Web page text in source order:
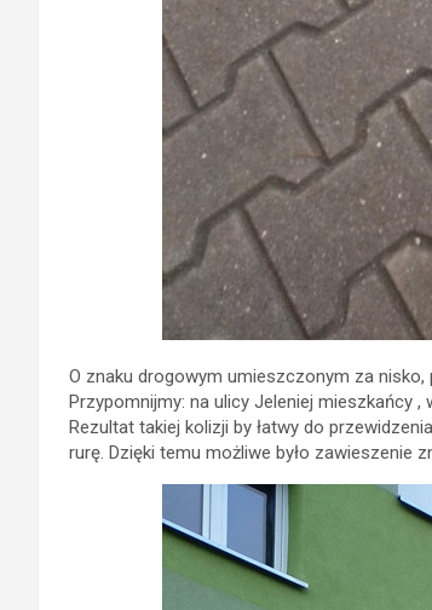
O znaku drogowym umieszczonym za nisko,
Przypomnijmy: na ulicy Jeleniej mieszkańcy
Rezultat takiej kolizji by łatwy do
rurę. Dzięki temu możliwe było zawieszenie